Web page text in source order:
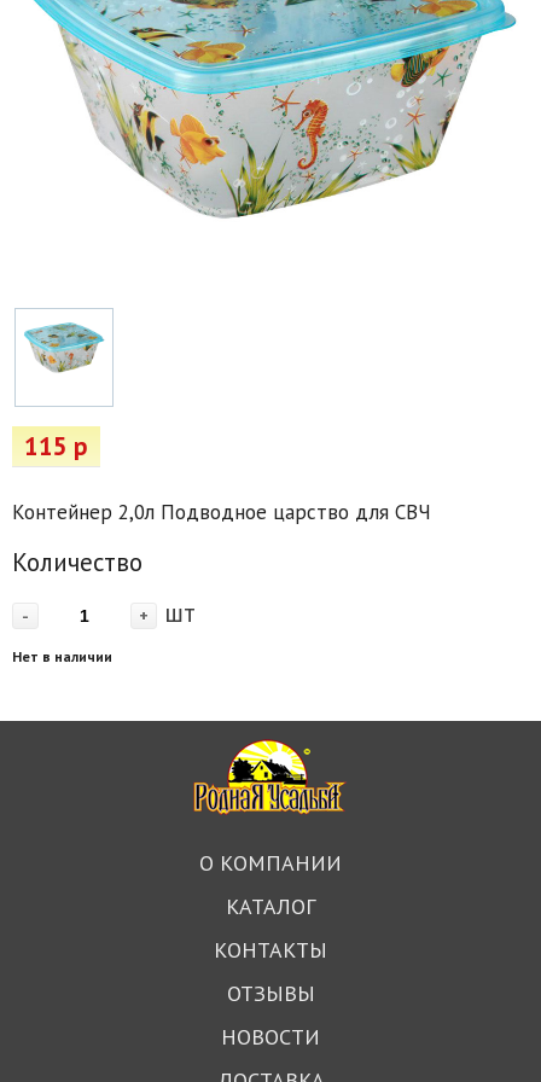
Товары для отдыха
Водоснабжение и полив
Пруды и бассейны
Спецодежда
Все для автолюбителей
Снегоуборочный инвентарь и реагенты
115 р
Контейнер 2,0л Подводное царство для СВЧ
Количество
- + шт
Нет в наличии
О КОМПАНИИ
КАТАЛОГ
КОНТАКТЫ
ОТЗЫВЫ
НОВОСТИ